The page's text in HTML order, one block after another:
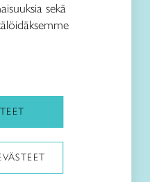
lehti:
sekä